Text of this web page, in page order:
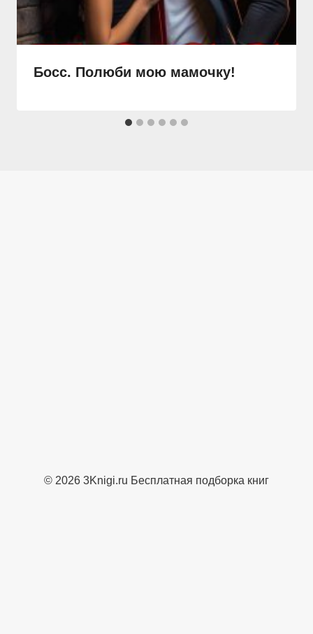
Босс. Полюби мою мамочку!
© 2026 3Knigi.ru Бесплатная подборка книг